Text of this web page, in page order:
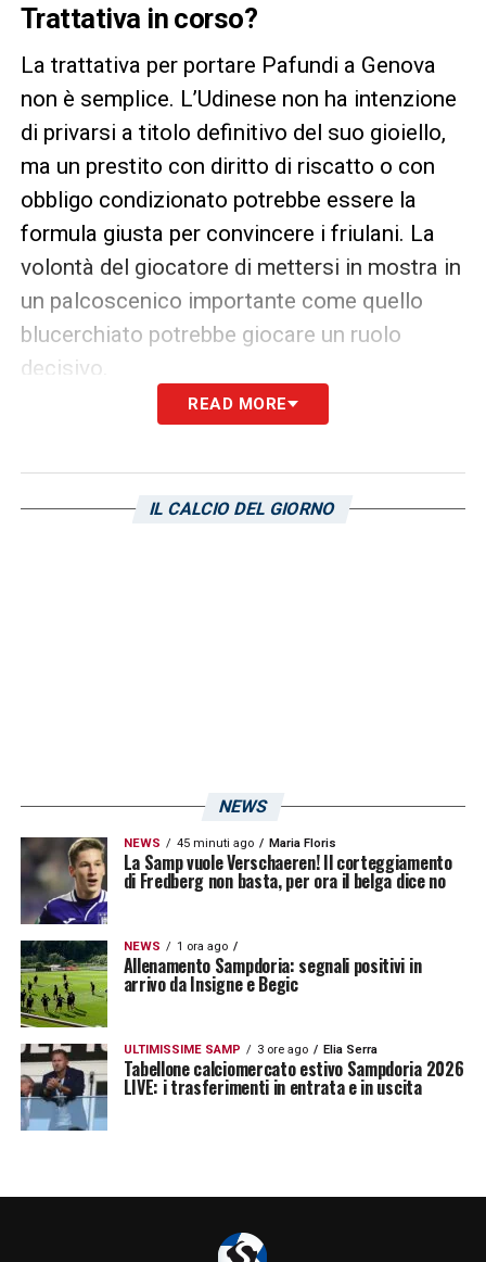
Trattativa in corso?
La trattativa per portare Pafundi a Genova
non è semplice. L’Udinese non ha intenzione
di privarsi a titolo definitivo del suo gioiello,
ma un prestito con diritto di riscatto o con
obbligo condizionato potrebbe essere la
formula giusta per convincere i friulani. La
volontà del giocatore di mettersi in mostra in
un palcoscenico importante come quello
blucerchiato potrebbe giocare un ruolo
decisivo.
La Sampdoria, dunque, punta forte su un
cercando di intavolare una trattativa che
READ MORE
IL CALCIO DEL GIORNO
NEWS
NEWS 45 minuti ago Maria Floris
La Samp vuole Verschaeren! Il corteggiamento
di Fredberg non basta, per ora il belga dice no
NEWS 1 ora ago
Allenamento Sampdoria: segnali positivi in
arrivo da Insigne e Begic
ULTIMISSIME SAMP 3 ore ago Elia Serra
Tabellone calciomercato estivo Sampdoria 2026
LIVE: i trasferimenti in entrata e in uscita